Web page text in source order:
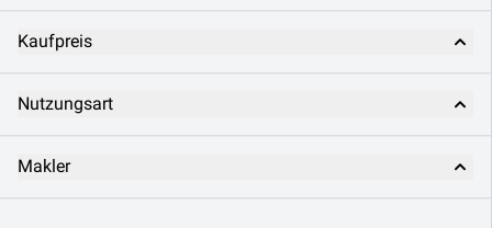
Kaufpreis
Nutzungsart
Makler